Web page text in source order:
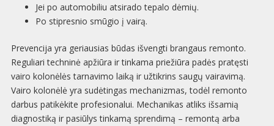
Jei po automobiliu atsirado tepalo dėmių.
Po stipresnio smūgio į vairą.
Prevencija yra geriausias būdas išvengti brangaus remonto.
Reguliari techninė apžiūra ir tinkama priežiūra padės pratęsti
vairo kolonėlės tarnavimo laiką ir užtikrins saugų vairavimą.
Vairo kolonėlė yra sudėtingas mechanizmas, todėl remonto
darbus patikėkite profesionalui. Mechanikas atliks išsamią
diagnostiką ir pasiūlys tinkamą sprendimą – remontą arba